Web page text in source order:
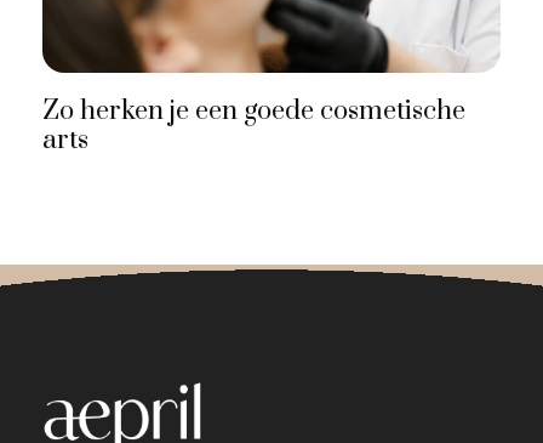
Zo herken je een goede cosmetische
arts